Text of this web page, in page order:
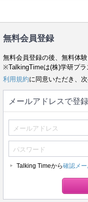
無料会員登録
無料会員登録の後、無料体
※TalkingTimeは(株)学研プラ
利用規約に同意いただき、
メールアドレスで登
Talking Timeから確認メ